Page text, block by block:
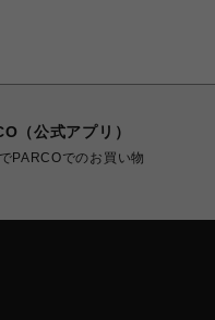
（公式アプリ）
PARCOでのお買い物